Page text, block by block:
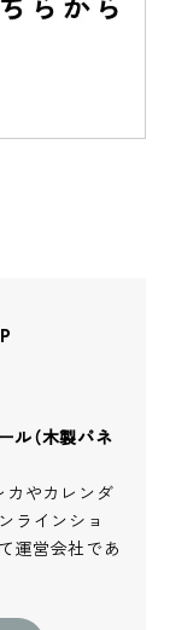
ル（木製パネ
カやカレンダ
ラインショ
運営会社であ